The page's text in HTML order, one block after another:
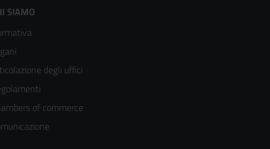
SIAMO
degli uffici
of commerce